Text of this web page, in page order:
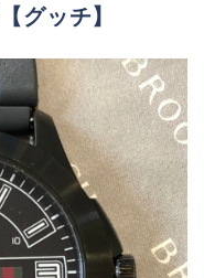
【グッチ】